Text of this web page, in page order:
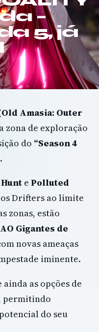
–
5, já
Amasia: Outer
zona de exploração
do “Season 4
.
e Polluted
Drifters ao limite
zonas, estão
Gigantes de
novas ameaças
iminente.
as opções de
permitindo
do seu